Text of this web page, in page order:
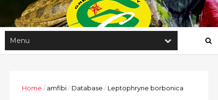
Home / amfibi/ Database / Leptophryne borbonica